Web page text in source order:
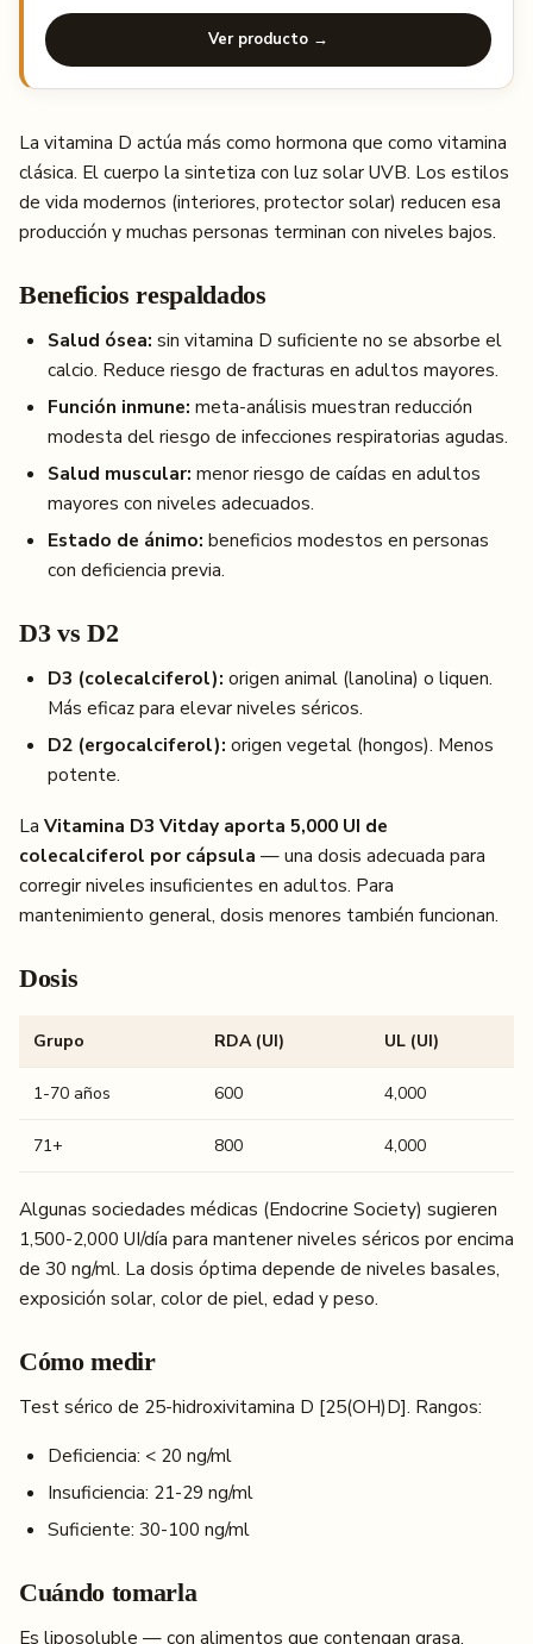
Ver producto →
La vitamina D actúa más como hormona que como vitamina
clásica. El cuerpo la sintetiza con luz solar UVB. Los estilos
de vida modernos (interiores, protector solar) reducen esa
producción y muchas personas terminan con niveles bajos.
Beneficios respaldados
Salud ósea: sin vitamina D suficiente no se absorbe el
calcio. Reduce riesgo de fracturas en adultos mayores.
Función inmune: meta-análisis muestran reducción
modesta del riesgo de infecciones respiratorias agudas.
Salud muscular: menor riesgo de caídas en adultos
mayores con niveles adecuados.
Estado de ánimo: beneficios modestos en personas
con deficiencia previa.
D3 vs D2
D3 (colecalciferol): origen animal (lanolina) o liquen.
Más eficaz para elevar niveles séricos.
D2 (ergocalciferol): origen vegetal (hongos). Menos
potente.
La Vitamina D3 Vitday aporta 5,000 UI de
colecalciferol por cápsula — una dosis adecuada para
corregir niveles insuficientes en adultos. Para
mantenimiento general, dosis menores también funcionan.
Dosis
Grupo RDA (UI) UL (UI)
1-70 años 600 4,000
71+ 800 4,000
Algunas sociedades médicas (Endocrine Society) sugieren
1,500-2,000 UI/día para mantener niveles séricos por encima
de 30 ng/ml. La dosis óptima depende de niveles basales,
exposición solar, color de piel, edad y peso.
Cómo medir
Test sérico de 25-hidroxivitamina D [25(OH)D]. Rangos:
Deficiencia: < 20 ng/ml
Insuficiencia: 21-29 ng/ml
Suficiente: 30-100 ng/ml
Cuándo tomarla
Es liposoluble — con alimentos que contengan grasa.